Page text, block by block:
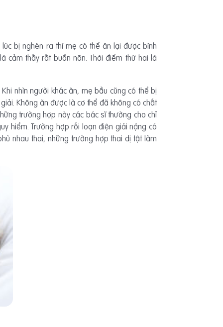
bị nghén ra thì mẹ có thể ăn lại được bình
cảm thấy rất buồn nôn. Thời điểm thứ hai là
nhìn người khác ăn, mẹ bầu cũng có thể bị
Không ăn được là cơ thể đã không có chất
trường hợp này các bác sĩ thường cho chỉ
hiểm. Trường hợp rối loạn điện giải nặng có
nhau thai, những trường hợp thai dị tật làm